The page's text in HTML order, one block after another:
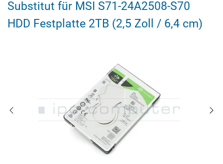
Substitut für MSI S71-24A2508-S70
HDD Festplatte 2TB (2,5 Zoll / 6,4 cm)